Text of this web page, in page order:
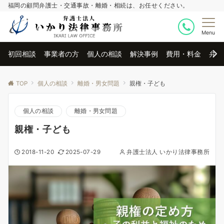
福岡の顧問弁護士・交通事故・離婚・相続は、お任せください。
Menu
初回相談 事業者の方 個人の相談 解決事例 費用・料金 弁
TOP 個人の相談 離婚・男女問題 親権・子ども
個人の相談 離婚・男女問題
親権・子ども
2018-11-20 2025-07-29 弁護士法人 いかり法律事務所